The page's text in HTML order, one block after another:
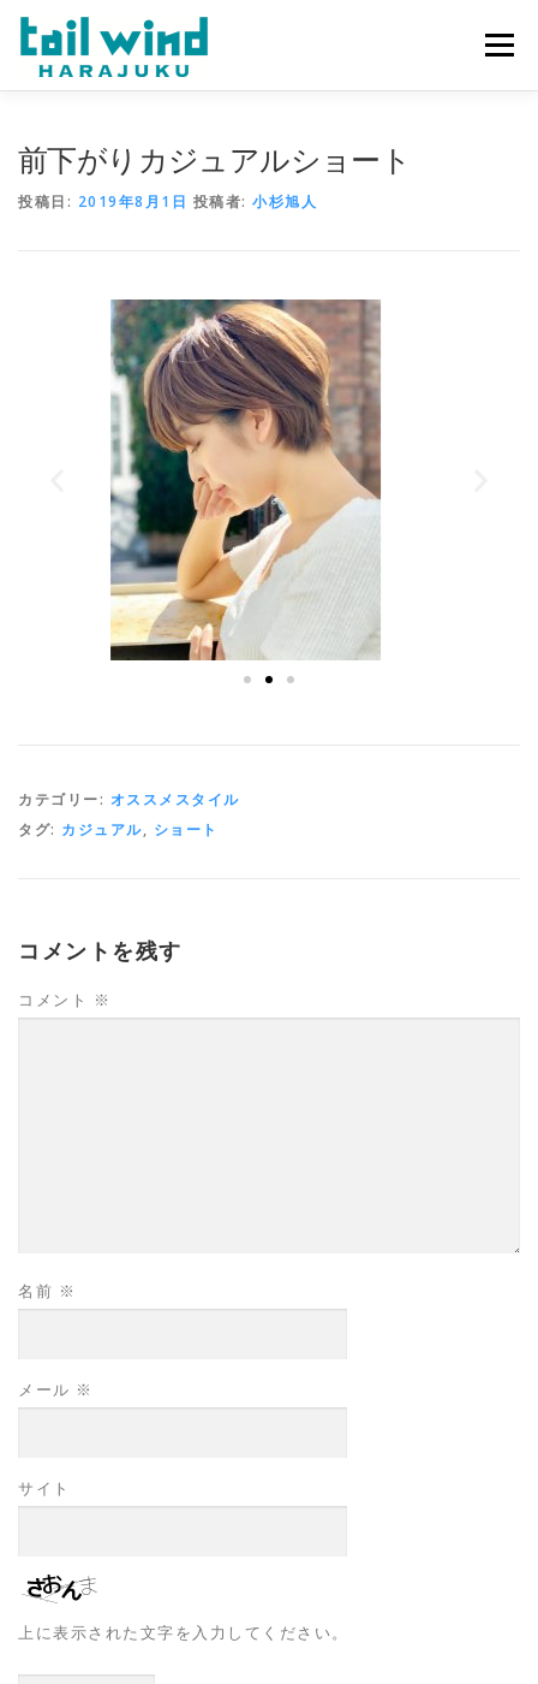
メニュー
前下がりカジュアルショート
投稿日: 2019年8月1日 投稿者: 小杉旭人
カテゴリー: オススメスタイル
タグ: カジュアル, ショート
コメントを残す
コメント ※
名前 ※
メール ※
サイト
上に表示された文字を入力してください。